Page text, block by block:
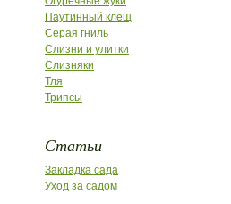
Паутинный клещ
Серая гниль
Слизни и улитки
Слизняки
Тля
Трипсы
Статьи
Закладка сада
Уход за садом